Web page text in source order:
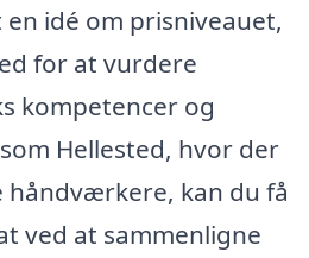
idé om prisniveauet,
for at vurdere
kompetencer og
Hellested, hvor der
håndværkere, kan du få
ved at sammenligne